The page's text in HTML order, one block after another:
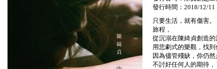
發行時間：2018/12/11
只要生活，就有傷害。
旅程，
從沉溺在陳綺貞創造
用悲劇式的樂觀，找
因為儘管殘缺，你仍
不討好任何人的期待，